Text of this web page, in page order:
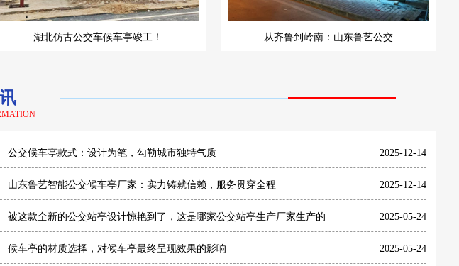
湖北仿古公交车候车亭竣工！ 从齐鲁到岭南：山东鲁艺公交
公交候车亭款式：设计为笔，勾勒城市独特气质 2025-12-14
山东鲁艺智能公交候车亭厂家：实力铸就信赖，服务贯穿全程 2025-12-14
被这款全新的公交站亭设计惊艳到了，这是哪家公交站亭生产厂家生产的 2025-05-24
候车亭的材质选择，对候车亭最终呈现效果的影响 2025-05-24